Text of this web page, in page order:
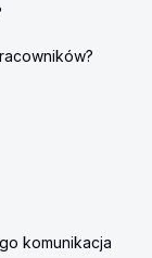
komunikacja